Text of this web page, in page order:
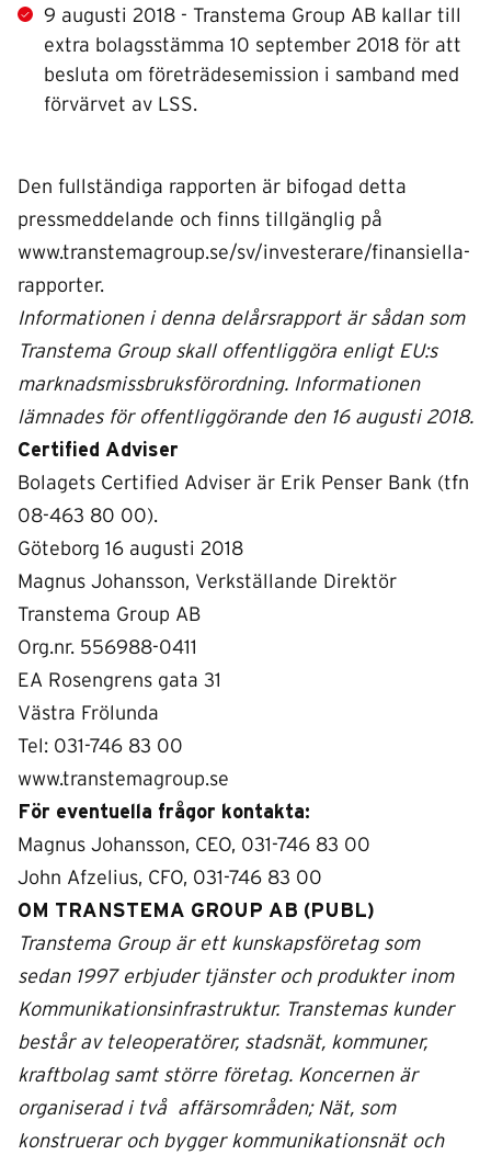
9 augusti 2018 - Transtema Group AB kallar till
extra bolagsstämma 10 september 2018 för att
besluta om företrädesemission i samband med
förvärvet av LSS.
Den fullständiga rapporten är bifogad detta
pressmeddelande och finns tillgänglig på
www.transtemagroup.se/sv/investerare/finansiella-
rapporter.
Informationen i denna delårsrapport är sådan som
Transtema Group skall offentliggöra enligt EU:s
marknadsmissbruksförordning. Informationen
lämnades för offentliggörande den 16 augusti 2018.
Certified Adviser
Bolagets Certified Adviser är Erik Penser Bank (tfn
08-463 80 00).
Göteborg 16 augusti 2018
Magnus Johansson, Verkställande Direktör
Transtema Group AB
Org.nr. 556988-0411
EA Rosengrens gata 31
Västra Frölunda
Tel: 031-746 83 00
www.transtemagroup.se
För eventuella frågor kontakta:
Magnus Johansson, CEO, 031-746 83 00
John Afzelius, CFO, 031-746 83 00
OM TRANSTEMA GROUP AB (PUBL)
Transtema Group är ett kunskapsföretag som
sedan 1997 erbjuder tjänster och produkter inom
Kommunikationsinfrastruktur. Transtemas kunder
består av teleoperatörer, stadsnät, kommuner,
kraftbolag samt större företag. Koncernen är
organiserad i två affärsområden; Nät, som
konstruerar och bygger kommunikationsnät och